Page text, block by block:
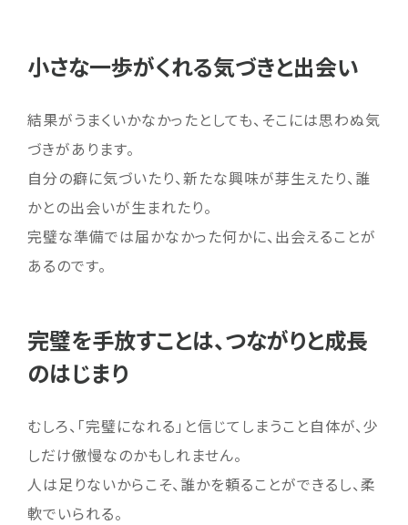
小さな一歩がくれる気づきと出会い
結果がうまくいかなかったとしても、そこには思わぬ気
づきがあります。
自分の癖に気づいたり、新たな興味が芽生えたり、誰
かとの出会いが生まれたり。
完璧な準備では届かなかった何かに、出会えることが
あるのです。
完璧を手放すことは、つながりと成長
のはじまり
むしろ、「完璧になれる」と信じてしまうこと自体が、少
しだけ傲慢なのかもしれません。
人は足りないからこそ、誰かを頼ることができるし、柔
軟でいられる。